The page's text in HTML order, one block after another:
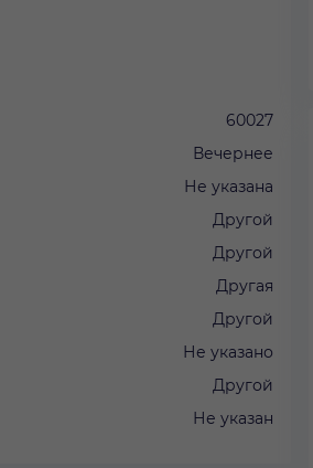
60027
Вечернее
Не указана
Другой
Другой
Другая
Другой
Не указано
Другой
Не указан